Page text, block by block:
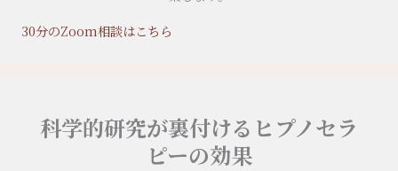
30分のZoom相談はこちら
科学的研究が裏付けるヒプノセラ
ピーの効果